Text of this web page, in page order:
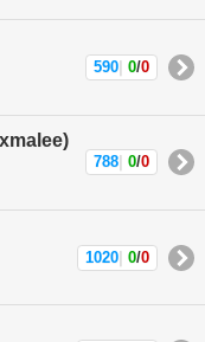
590 0/0
788 0/0
1020 0/0